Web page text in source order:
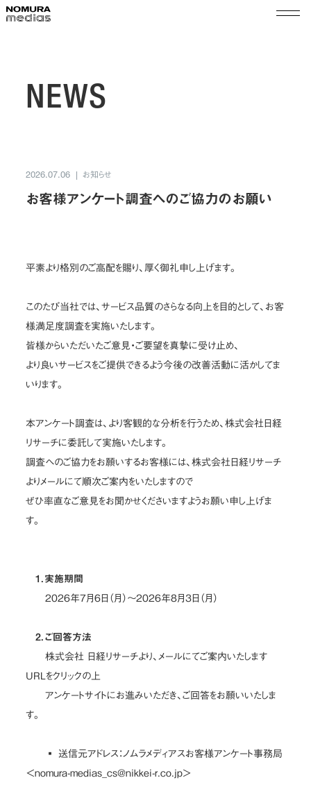
ノムラメディアスとは
代表メッセージ
会社概要
拠点
お問い合わせ
JP / EN
ご利用規約・免責事項
© NOMURA medias Co.,Ltd. All rights reserved.
NEWS
2026.07.06 お知らせ
お客様アンケート調査へのご協力のお願い
平素より格別のご高配を賜り、厚く御礼申し上げます。
このたび当社では、サービス品質のさらなる向上を目的として、お客
様満足度調査を実施いたします。
皆様からいただいたご意見・ご要望を真摯に受け止め、
より良いサービスをご提供できるよう今後の改善活動に活かしてま
いります。
本アンケート調査は、より客観的な分析を行うため、株式会社日経
リサーチに委託して実施いたします。
調査へのご協力をお願いするお客様には、株式会社日経リサーチ
よりメールにて順次ご案内をいたしますので
ぜひ率直なご意見をお聞かせくださいますようお願い申し上げま
す。
1．実施期間
2026年7月6日（月）～2026年8月3日（月）
2．ご回答方法
株式会社 日経リサーチより、メールにてご案内いたします
URLをクリックの上
アンケートサイトにお進みいただき、ご回答をお願いいたしま
す。
▪ 送信元アドレス：ノムラメディアスお客様アンケート事務局
＜nomura-medias_cs@nikkei-r.co.jp＞